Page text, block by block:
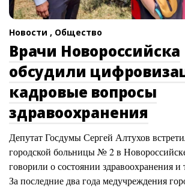
Новости , Общество
Врачи Новороссийска
обсудили
кадровые вопросы
здравоохранения
Депутат Госдумы Сергей Алтухов
городской больницы № 2 в
говорили о состоянии здравоохранения и
За последние два года медучреждения